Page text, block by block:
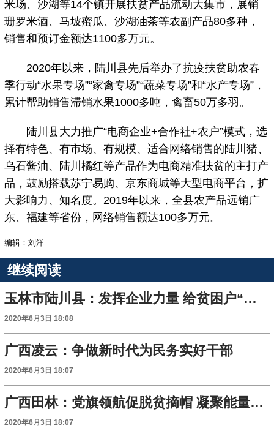
米场、沙湖等14个镇开展扶贫产品流动大集市，展销
珊罗米酒、马坡蜜瓜、沙湖油茶等农副产品80多种，
销售和预订金额达1100多万元。
2020年以来，陆川县先后举办了抗疫扶贫助农春
季行动“水果专场”“家禽专场”“蔬菜专场”和“水产专场”，
累计帮助销售滞销水果1000多吨，禽畜50万多羽。
陆川县大力推广“电商企业+合作社+农户”模式，选
择有特色、有市场、有规模、适合网络销售的陆川猪、
乌石酱油、陆川橘红等产品作为电商精准扶贫的主打产
品，鼓励搭载苏宁易购、京东商城等大型电商平台，扩
大影响力、知名度。2019年以来，全县农产品远销广
东、福建等省份，网络销售额达100多万元。
编辑：刘洋
继续阅读
玉林市陆川县：发挥企业力量 给贫困户“再扶一把”
2020年6月3日 18:08
广西凌云：争做新时代为民务实好干部
2020年6月3日 18:07
广西田林：党旗领航促脱贫摘帽 凝聚能量打好收官战
2020年6月3日 18:07